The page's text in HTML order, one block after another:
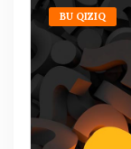
BU QIZIQ